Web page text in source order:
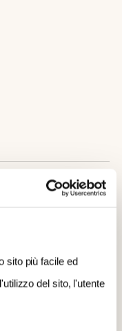
sito più facile ed
del sito, l'utente